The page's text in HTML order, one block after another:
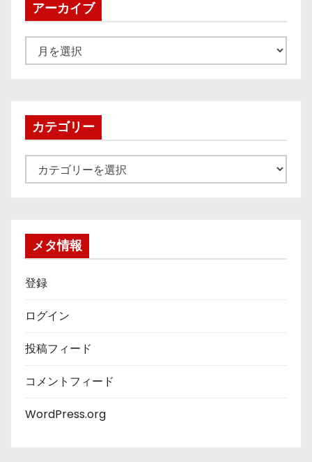
アーカイブ
ー
ブカテゴリー
テ
メタ情報
登録
ログイン
投稿フィード
コメントフィード
WordPress.org